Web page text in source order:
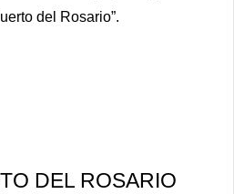
del Rosario”.
DEL ROSARIO